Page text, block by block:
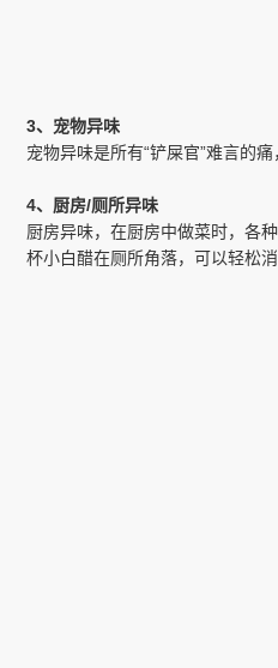
3、宠物异味
宠物异味是所有“铲屎官”难言的
4、厨房/厕所异味
厨房异味，在厨房中做菜时，各
杯小白醋在厕所角落，可以轻松